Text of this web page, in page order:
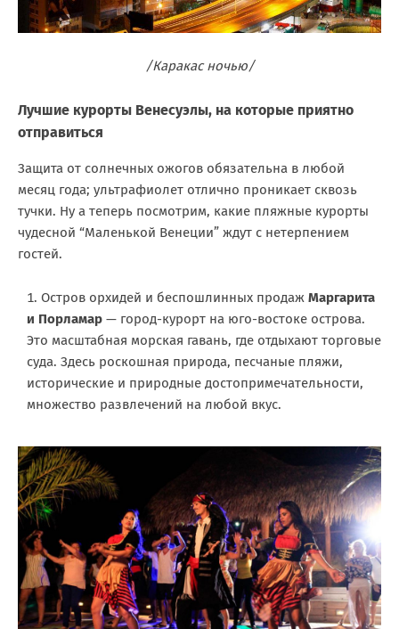
/Каракас ночью/
Лучшие курорты Венесуэлы, на которые приятно
отправиться
Защита от солнечных ожогов обязательна в любой
месяц года; ультрафиолет отлично проникает сквозь
тучки. Ну а теперь посмотрим, какие пляжные курорты
чудесной “Маленькой Венеции” ждут с нетерпением
гостей.
Остров орхидей и беспошлинных продаж Маргарита
и Порламар — город-курорт на юго-востоке острова.
Это масштабная морская гавань, где отдыхают торговые
суда. Здесь роскошная природа, песчаные пляжи,
исторические и природные достопримечательности,
множество развлечений на любой вкус.